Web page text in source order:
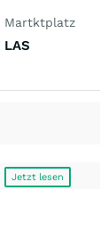
Martktplatz
LAS
Jetzt lesen